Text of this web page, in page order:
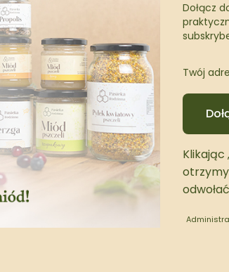
Dołącz
Twój
Klikając